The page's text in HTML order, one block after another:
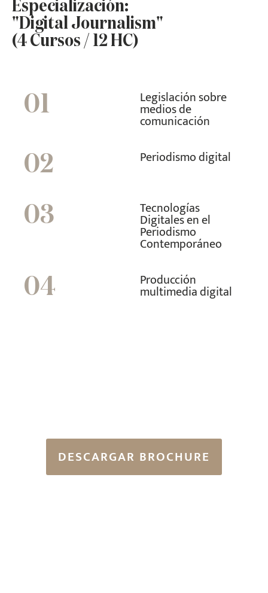
Especialización:
"Digital Journalism"
(4 Cursos / 12 HC)
01 Legislación sobre
medios de
comunicación
02 Periodismo digital
03 Tecnologías
Digitales en el
Periodismo
Contemporáneo
04 Producción
multimedia digital
DESCARGAR BROCHURE